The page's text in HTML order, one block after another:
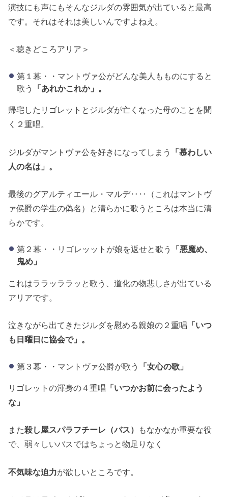
演技にも声にもそんなジルダの雰囲気が出ていると最高
です。それはそれは美しいんですよねえ。
＜聴きどころアリア＞
第１幕・・マントヴァ公がどんな美人もものにすると
歌う
「あれかこれか」。
帰宅したリゴレットとジルダが亡くなった母のことを聞
く２重唱。
ジルダがマントヴァ公を好きになってしまう
「慕わしい
人の名は」。
最後のグアルティエール・マルデ‥‥（これはマントヴ
ァ侯爵の学生の偽名）と清らかに歌うところは本当に清
らかです。
第２幕・・リゴレッットが娘を返せと歌う
「悪魔め、
鬼め」
これはララッララッと歌う、道化の物悲しさが出ている
アリアです。
泣きながら出てきたジルダを慰める親娘の２重唱 「いつ
も日曜日に協会で」。
第３幕・・マントヴァ公爵が歌う 「女心の歌」
リゴレットの渾身の４重唱 「いつかお前に会ったよう
な」
また殺し屋スパラフチーレ（バス）
もなかなか重要な役
で、弱々しいバスではちょっと物足りなく
不気味な迫力が欲しいところです。